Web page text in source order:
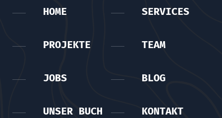
HOME SERVICES
PROJEKTE TEAM
JOBS BLOG
UNSER BUCH KONTAKT